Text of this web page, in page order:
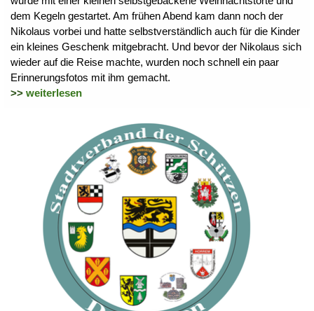
dem Kegeln gestartet. Am frühen Abend kam dann noch der
Nikolaus vorbei und hatte selbstverständlich auch für die Kinder
ein kleines Geschenk mitgebracht. Und bevor der Nikolaus sich
wieder auf die Reise machte, wurden noch schnell ein paar
Erinnerungsfotos mit ihm gemacht.
>> weiterlesen